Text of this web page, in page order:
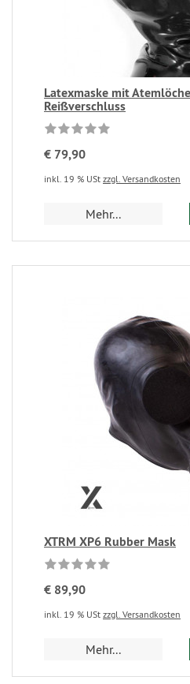
Latexmaske mit
Reißverschluss
€ 79,90
inkl. 19 % USt zzgl. Versandkosten
Mehr...
XTRM XP6 Rubber Mask
€ 89,90
inkl. 19 % USt zzgl. Versandkosten
Mehr...